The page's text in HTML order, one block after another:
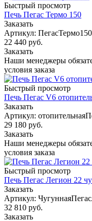
Быстрый просмотр
Печь Пегас Термо 150
Заказать
Артикул: ПегасТермо150
22 440 руб.
Заказать
Наши менеджеры
условия заказа
Быстрый просмотр
Печь Пегас V6
Заказать
Артикул:
29 180 руб.
Заказать
Наши менеджеры
условия заказа
Быстрый просмотр
Печь Пегас Легион 22
Заказать
Артикул:
32 810 руб.
Заказать